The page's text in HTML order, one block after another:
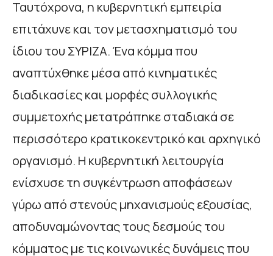
Ταυτόχρονα, η κυβερνητική εμπειρία
επιτάχυνε και τον μετασχηματισμό του
ίδιου του ΣΥΡΙΖΑ. Ένα κόμμα που
αναπτύχθηκε μέσα από κινηματικές
διαδικασίες και μορφές συλλογικής
συμμετοχής μετατράπηκε σταδιακά σε
περισσότερο κρατικοκεντρικό και αρχηγικό
οργανισμό. Η κυβερνητική λειτουργία
ενίσχυσε τη συγκέντρωση αποφάσεων
γύρω από στενούς μηχανισμούς εξουσίας,
αποδυναμώνοντας τους δεσμούς του
κόμματος με τις κοινωνικές δυνάμεις που